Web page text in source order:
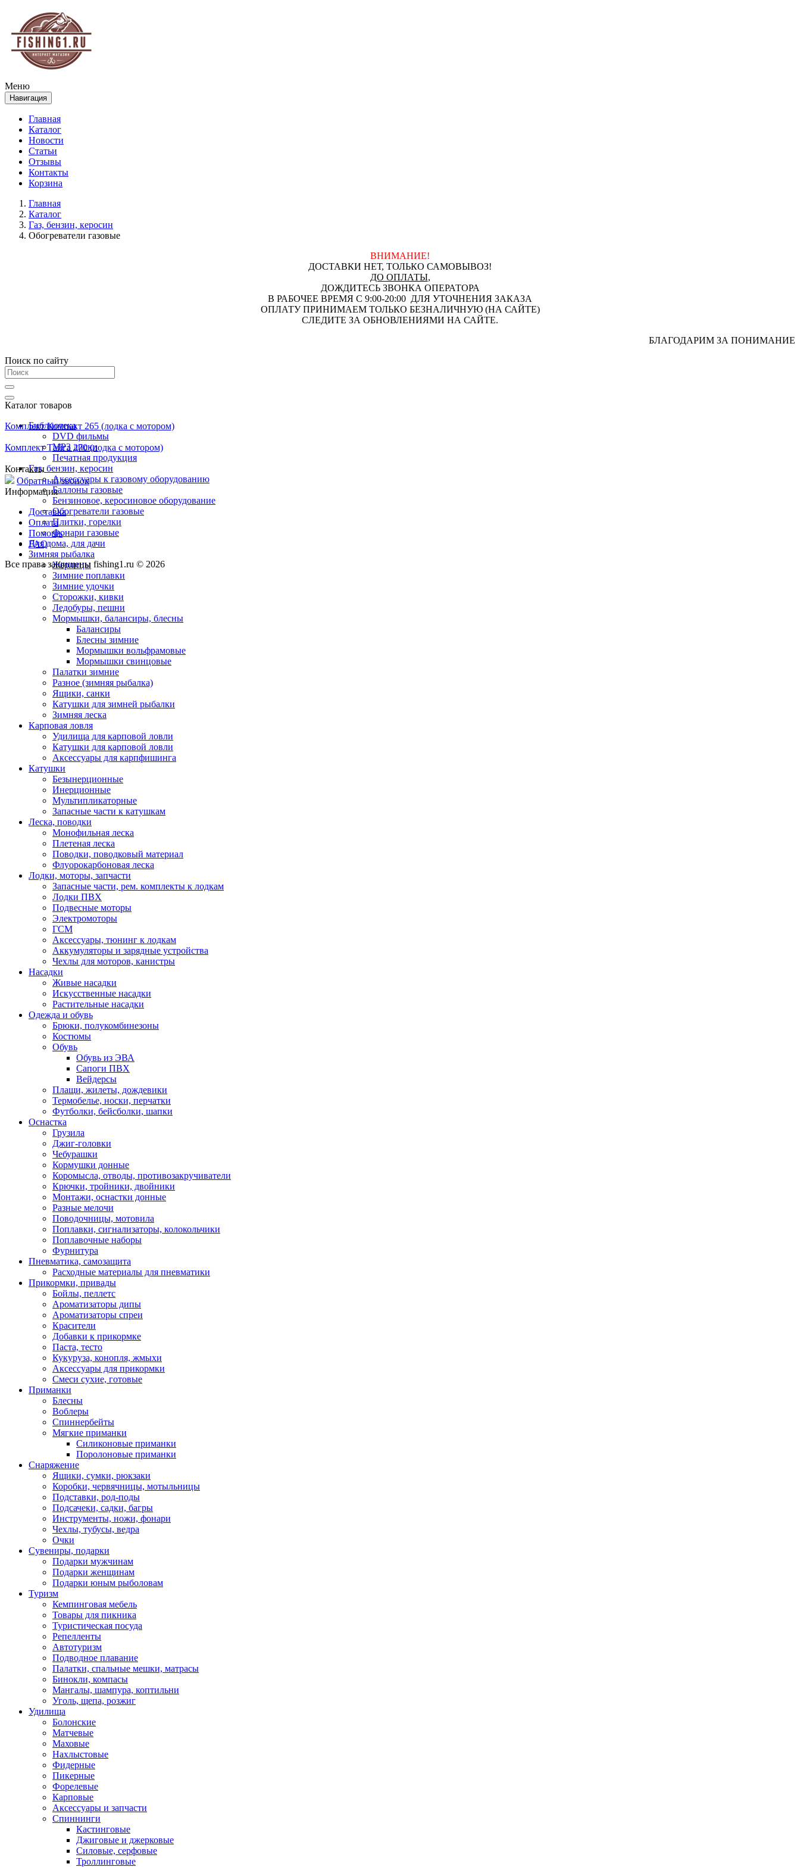
Меню
Навигация
Главная
Каталог
Новости
Статьи
Отзывы
Контакты
Корзина
Главная
Каталог
Газ, бензин, керосин
Обогреватели газовые
ВНИМАНИЕ!
ДОСТАВКИ НЕТ, ТОЛЬКО САМОВЫВОЗ!
ДО ОПЛАТЫ,
ДОЖДИТЕСЬ ЗВОНКА ОПЕРАТОРА
В РАБОЧЕЕ ВРЕМЯ С 9:00-20:00 ДЛЯ УТОЧНЕНИЯ ЗАКАЗА
ОПЛАТУ ПРИНИМАЕМ ТОЛЬКО БЕЗНАЛИЧНУЮ (НА САЙТЕ)
СЛЕДИТЕ ЗА ОБНОВЛЕНИЯМИ НА САЙТЕ.
БЛАГОДАРИМ ЗА ПОНИМАНИЕ
Поиск по сайту
Каталог товаров
Библиотека
DVD фильмы
MP3 диски
Печатная продукция
Газ, бензин, керосин
Аксессуары к газовому оборудованию
Баллоны газовые
Бензиновое, керосиновое оборудование
Обогреватели газовые
Плитки, горелки
Фонари газовые
Для дома, для дачи
Зимняя рыбалка
Жерлицы
Зимние поплавки
Зимние удочки
Сторожки, кивки
Ледобуры, пешни
Мормышки, балансиры, блесны
Балансиры
Блесны зимние
Мормышки вольфрамовые
Мормышки свинцовые
Палатки зимние
Разное (зимняя рыбалка)
Ящики, санки
Катушки для зимней рыбалки
Зимняя леска
Карповая ловля
Удилища для карповой ловли
Катушки для карповой ловли
Аксессуары для карпфишинга
Катушки
Безынерционные
Инерционные
Мультипликаторные
Запасные части к катушкам
Леска, поводки
Монофильная леска
Плетеная леска
Поводки, поводковый материал
Флуорокарбоновая леска
Лодки, моторы, запчасти
Запасные части, рем. комплекты к лодкам
Лодки ПВХ
Подвесные моторы
Электромоторы
ГСМ
Аксессуары, тюнинг к лодкам
Аккумуляторы и зарядные устройства
Чехлы для моторов, канистры
Насадки
Живые насадки
Искусственные насадки
Растительные насадки
Одежда и обувь
Брюки, полукомбинезоны
Костюмы
Обувь
Обувь из ЭВА
Сапоги ПВХ
Вейдерсы
Плащи, жилеты, дождевики
Термобелье, носки, перчатки
Футболки, бейсболки, шапки
Оснастка
Грузила
Джиг-головки
Чебурашки
Кормушки донные
Коромысла, отводы, противозакручиватели
Крючки, тройники, двойники
Монтажи, оснастки донные
Разные мелочи
Поводочницы, мотовила
Поплавки, сигнализаторы, колокольчики
Поплавочные наборы
Фурнитура
Пневматика, самозащита
Расходные материалы для пневматики
Прикормки, привады
Бойлы, пеллетс
Ароматизаторы дипы
Ароматизаторы спреи
Красители
Добавки к прикормке
Паста, тесто
Кукуруза, конопля, жмыхи
Аксессуары для прикормки
Смеси сухие, готовые
Приманки
Блесны
Воблеры
Спиннербейты
Мягкие приманки
Силиконовые приманки
Поролоновые приманки
Снаряжение
Ящики, сумки, рюкзаки
Коробки, червячницы, мотыльницы
Подставки, род-поды
Подсачеки, садки, багры
Инструменты, ножи, фонари
Чехлы, тубусы, ведра
Очки
Сувениры, подарки
Подарки мужчинам
Подарки женщинам
Подарки юным рыболовам
Туризм
Кемпинговая мебель
Товары для пикника
Туристическая посуда
Репелленты
Автотуризм
Подводное плавание
Палатки, спальные мешки, матрасы
Бинокли, компасы
Мангалы, шампура, коптильни
Уголь, щепа, розжиг
Удилища
Болонские
Матчевые
Маховые
Нахлыстовые
Фидерные
Пикерные
Форелевые
Карповые
Аксессуары и запчасти
Спиннинги
Кастинговые
Джиговые и джерковые
Силовые, серфовые
Троллинговые
Комплект Компакт 265 (лодка с мотором)
Комплект Тайга 270 (лодка с мотором)
Контакты
Обратный звонок
Информация
Доставка
Оплата
Помощь
FAQ
Все права защищены fishing1.ru © 2026